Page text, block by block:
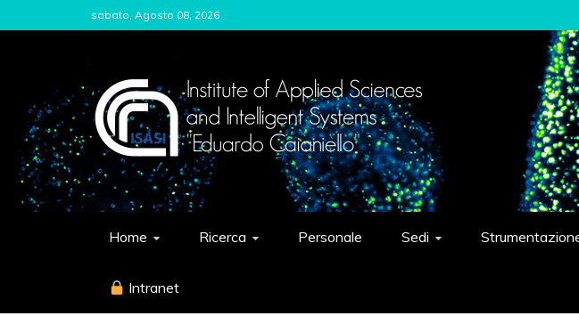
to
sabato, Agosto 08, 2026
ISASI
Institute of Applied Sciences and Intelligent Systems
Home Ricerca Personale Sedi
Intranet